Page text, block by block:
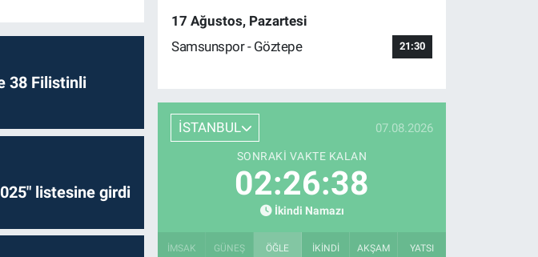
38 Filistinli
listesine girdi
17 Ağustos, Pazartesi
Samsunspor - Göztepe
21:30
İSTANBUL 07.08.2026
SONRAKI VAKTE KALAN
02:26:37
İkindi Namazı
İMSAK GÜNEŞ ÖĞLE İKINDI AKŞAM YATSI